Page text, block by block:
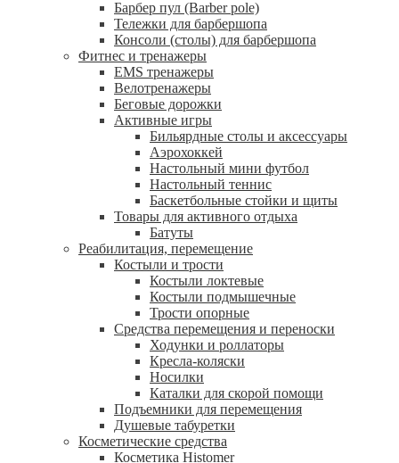
Барбер пул (Barber pole)
Тележки для барбершопа
Консоли (столы) для барбершопа
Фитнес и тренажеры
EMS тренажеры
Велотренажеры
Беговые дорожки
Активные игры
Бильярдные столы и аксессуары
Аэрохоккей
Настольный мини футбол
Настольный теннис
Баскетбольные стойки и щиты
Товары для активного отдыха
Батуты
Реабилитация, перемещение
Костыли и трости
Костыли локтевые
Костыли подмышечные
Трости опорные
Средства перемещения и переноски
Ходунки и роллаторы
Кресла-коляски
Носилки
Каталки для скорой помощи
Подъемники для перемещения
Душевые табуретки
Косметические средства
Косметика Histomer